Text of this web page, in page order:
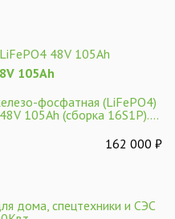
105Ah
фосфатная (LiFePO4)
105Ah (сборка 16S1P)....
162 000 ₽